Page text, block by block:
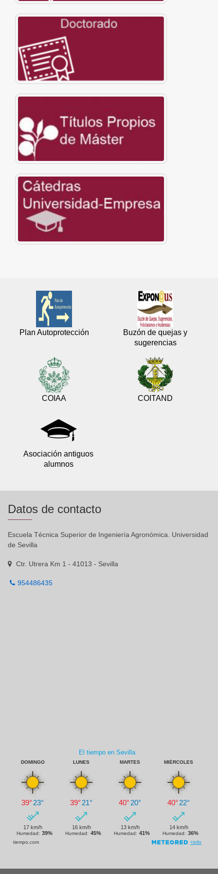
Plan Autoprotección
Buzón de quejas y
sugerencias
COIAA COITAND
Asociación antiguos
alumnos
Datos de contacto
Escuela Técnica Superior de Ingeniería Agronómica. Universidad
de Sevilla
Ctr. Utrera Km 1 - 41013 - Sevilla
954486435